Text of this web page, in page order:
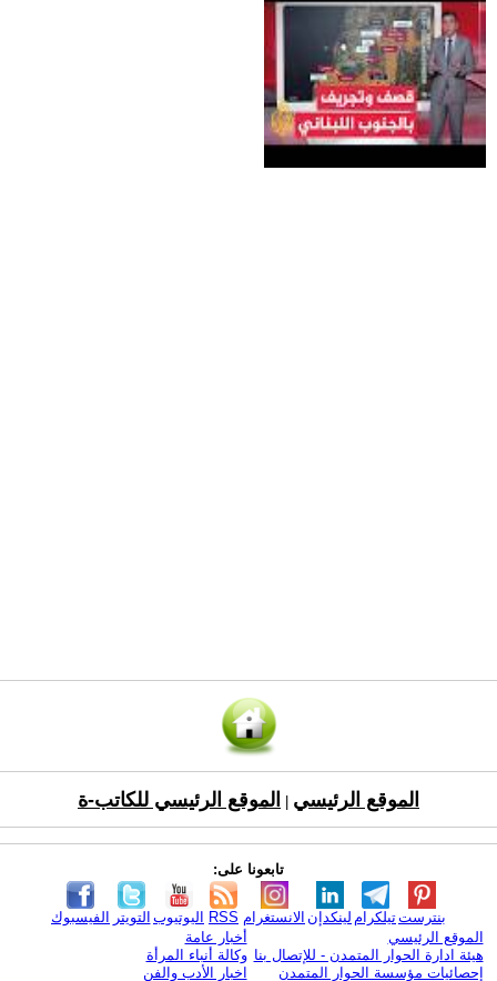
الموقع الرئيسي الموقع الرئيسي للكاتب-ة
تابعونا على:
الفيسبوك التويتر اليوتيوب RSS الانستغرام لينكدإن تيلكرامبنترست
الموقع الرئيسي
هيئة ادارة الحوار المتمدن - للإتصال بنا
إحصائيات مؤسسة الحوار المتمدن
أخبار عامة
وكالة أنباء المرأة
اخبار الأدب والفن